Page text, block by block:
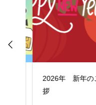
2026年 新年のご
拶